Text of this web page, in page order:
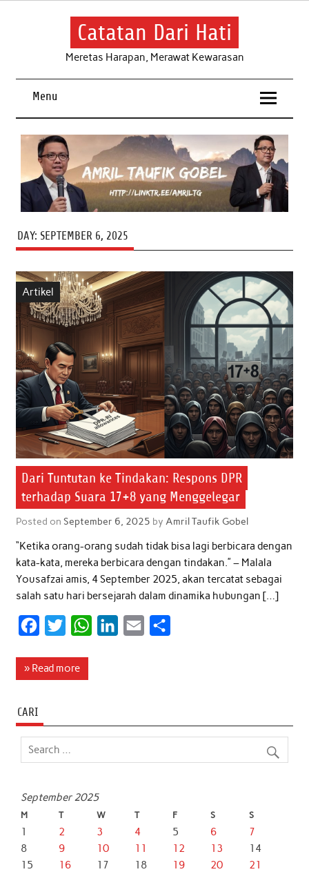
Skip
Catatan Dari Hati
Meretas Harapan, Merawat Kewarasan
Menu
DAY: SEPTEMBER 6, 2025
Artikel
Dari Tuntutan ke Tindakan: Respons DPR
terhadap Suara 17+8 yang Menggelegar
Posted on September 6, 2025 by Amril Taufik Gobel
“Ketika orang-orang sudah tidak bisa lagi berbicara dengan
kata-kata, mereka berbicara dengan tindakan.” – Malala
Yousafzai amis, 4 September 2025, akan tercatat sebagai
salah satu hari bersejarah dalam dinamika hubungan […]
c
o
o
i
e
r
W
A
d
» Read more
CARI
September 2025
M T W T F S S
1 2 3 4 5 6
7
8
9 10 11 12 13
14
15
16 17 18 19 20
21